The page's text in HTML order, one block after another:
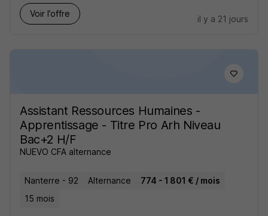
Voir l’offre
il y a 21 jours
Assistant Ressources Humaines -
Apprentissage - Titre Pro Arh Niveau
Bac+2 H/F
NUEVO CFA alternance
Nanterre - 92 Alternance
774 - 1 801 € / mois
15 mois